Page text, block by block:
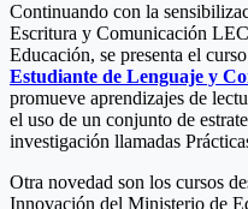
Continuando con la
Escritura y Comunicación
Educación, se presenta el curso
Estudiante de Lenguaje y
promueve aprendizajes de
el uso de un conjunto de
investigación llamadas
Otra novedad son los cursos
Innovación del Ministerio de